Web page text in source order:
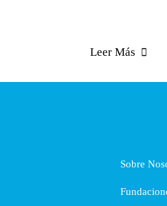
Leer Más
Sobre